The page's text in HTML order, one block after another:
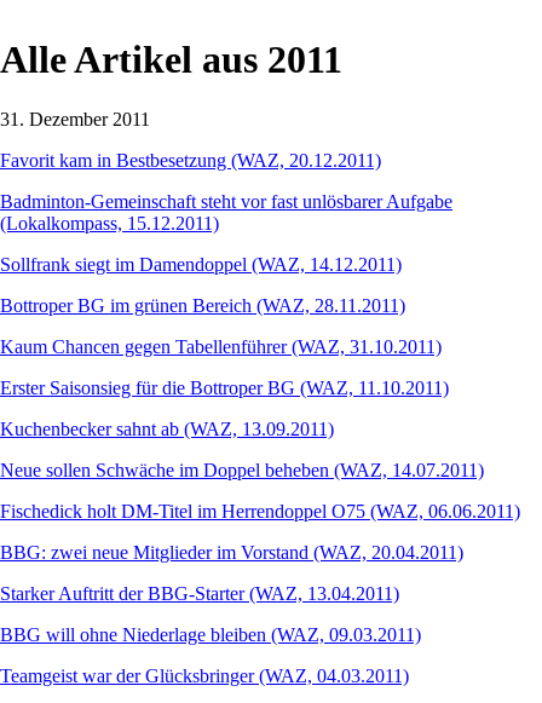
Alle Artikel aus 2011
31. Dezember 2011
Favorit kam in Bestbesetzung (WAZ, 20.12.2011)
Badminton-Gemeinschaft steht vor fast unlösbarer Aufgabe
(Lokalkompass, 15.12.2011)
Sollfrank siegt im Damendoppel (WAZ, 14.12.2011)
Bottroper BG im grünen Bereich (WAZ, 28.11.2011)
Kaum Chancen gegen Tabellenführer (WAZ, 31.10.2011)
Erster Saisonsieg für die Bottroper BG (WAZ, 11.10.2011)
Kuchenbecker sahnt ab (WAZ, 13.09.2011)
Neue sollen Schwäche im Doppel beheben (WAZ, 14.07.2011)
Fischedick holt DM-Titel im Herrendoppel O75 (WAZ, 06.06.2011)
BBG: zwei neue Mitglieder im Vorstand (WAZ, 20.04.2011)
Starker Auftritt der BBG-Starter (WAZ, 13.04.2011)
BBG will ohne Niederlage bleiben (WAZ, 09.03.2011)
Teamgeist war der Glücksbringer (WAZ, 04.03.2011)